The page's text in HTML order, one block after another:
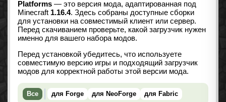
Platforms — это версия мода, адаптированная под
Minecraft 1.16.4. Здесь собраны доступные сборки
для установки на совместимый клиент или сервер.
Перед скачиванием проверьте, какой загрузчик нужен
именно для вашего набора модов.
Перед установкой убедитесь, что используете
совместимую версию игры и подходящий загрузчик
модов для корректной работы этой версии мода.
Все для Forge для NeoForge для Fabric